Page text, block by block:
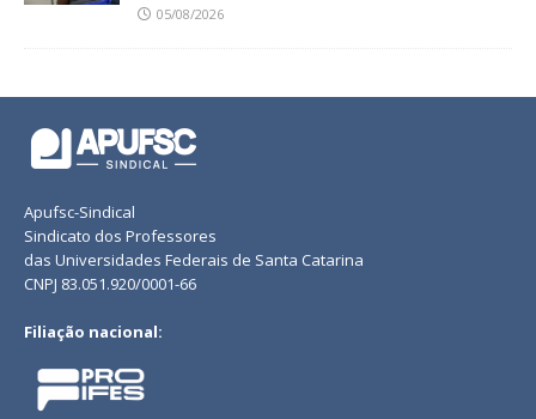
05/08/2026
Apufsc-Sindical
Sindicato dos Professores
das Universidades Federais de Santa Catarina
CNPJ 83.051.920/0001-66
Filiação nacional: